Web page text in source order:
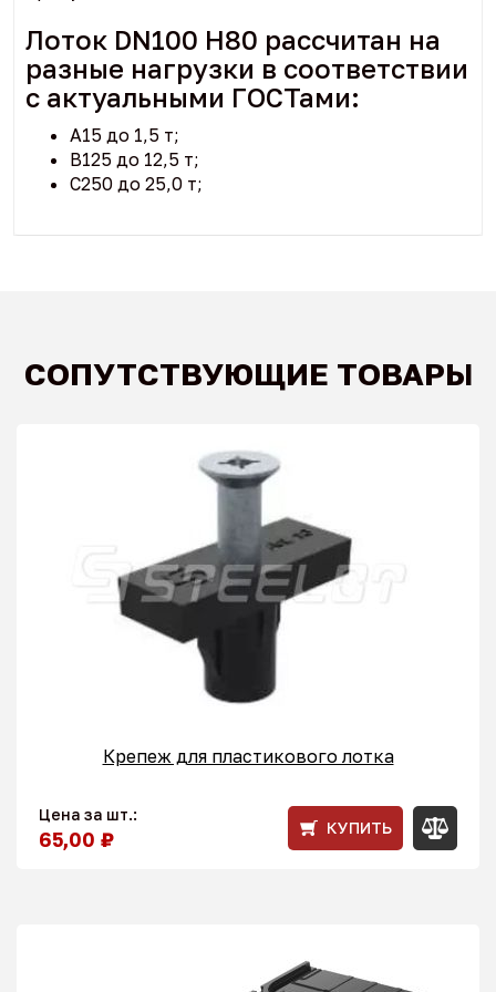
Лоток DN100 H80 рассчитан на
разные нагрузки в соответствии
с актуальными ГОСТами:
А15 до 1,5 т;
В125 до 12,5 т;
С250 до 25,0 т;
СОПУТСТВУЮЩИЕ ТОВАРЫ
Крепеж для пластикового лотка
Цена за шт.:
65,00 ₽ КУПИТЬ